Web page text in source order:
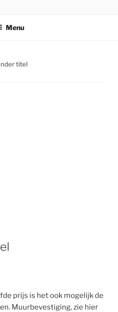
Menu
titel
prijs is het ook mogelijk de
Muurbevestiging, zie hier